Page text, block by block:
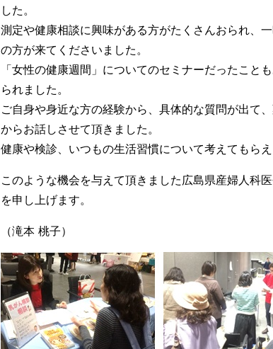
した。
測定や健康相談に興味がある方がたくさんおられ、
の方が来てくださいました。
「女性の健康週間」についてのセミナーだったこと
られました。
ご自身や身近な方の経験から、具体的な質問が出て
からお話しさせて頂きました。
健康や検診、いつもの生活習慣について考えてもら
このような機会を与えて頂きました広島県産婦人科
を申し上げます。
（滝本 桃子）